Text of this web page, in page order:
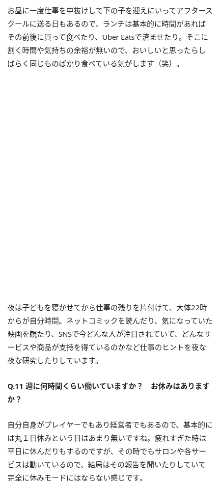
お昼に一度仕事を中抜けして下の子を迎えにいってアフタース
クールに送る日もあるので、ランチは基本的に時間があれば
その前後に買って食べたり、Uber Eatsで済ませたり。そこに
割く時間や気持ちの余裕が無いので、おいしいと思ったらし
ばらく同じものばかり食べている気がします（笑）。
夜は子どもを寝かせてから仕事の残りを片付けて、大体22時
からが自分時間。ネットコミックを読んだり、気になっていた
映画を観たり、SNSで今どんな人が注目されていて、どんなサ
ービスや商品が支持を得ているのかなど仕事のヒントを夜な
夜な研究したりしています。
Q.11 週に何時間くらい働いていますか？ お休みはあります
か？
自分自身がプレイヤーでもあり経営者でもあるので、基本的に
は丸１日休みという日はあまり無いですね。疲れすぎた時は
平日に休んだりもするのですが、その時でもサロンや各サー
ビスは動いているので、結局はその報告を聞いたりしていて
完全に休みモードにはならない感じです。